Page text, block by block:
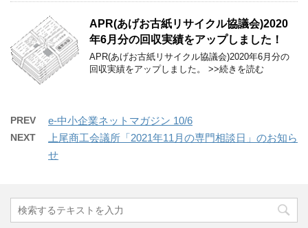
APR(あげお古紙リサイクル協議会)2020
年6月分の回収実績をアップしました！
APR(あげお古紙リサイクル協議会)2020年6月分の
回収実績をアップしました。 >>続きを読む
PREV e-中小企業ネットマガジン 10/6
NEXT
上尾商工会議所「2021年11月の専門相談日」のお知ら
せ